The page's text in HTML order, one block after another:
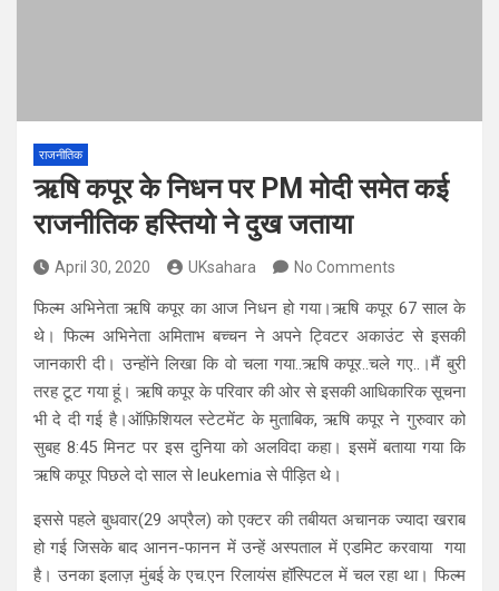
राजनीतिक
ऋषि कपूर के निधन पर PM मोदी समेत कई
राजनीतिक हस्तियो ने दुख जताया
April 30, 2020 UKsahara No Comments
फिल्म अभिनेता ऋषि कपूर का आज निधन हो गया।ऋषि कपूर 67 साल के
थे। फिल्म अभिनेता अमिताभ बच्चन ने अपने ट्विटर अकाउंट से इसकी
जानकारी दी। उन्होंने लिखा कि वो चला गया..ऋषि कपूर..चले गए..।मैं बुरी
तरह टूट गया हूं। ऋषि कपूर के परिवार की ओर से इसकी आधिकारिक सूचना
भी दे दी गई है।ऑफ़िशियल स्टेटमेंट के मुताबिक, ऋषि कपूर ने गुरुवार को
सुबह 8:45 मिनट पर इस दुनिया को अलविदा कहा। इसमें बताया गया कि
ऋषि कपूर पिछले दो साल से leukemia से पीड़ित थे।
इससे पहले बुधवार(29 अप्रैल) को एक्टर की तबीयत अचानक ज्यादा खराब
हो गई जिसके बाद आनन-फानन में उन्हें अस्पताल में एडमिट करवाया गया
है। उनका इलाज़ मुंबई के एच.एन रिलायंस हॉस्पिटल में चल रहा था। फिल्म